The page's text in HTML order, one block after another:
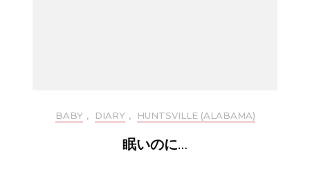
BABY , DIARY , HUNTSVILLE (ALABAMA)
眠いのに…